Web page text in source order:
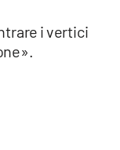
i vertici